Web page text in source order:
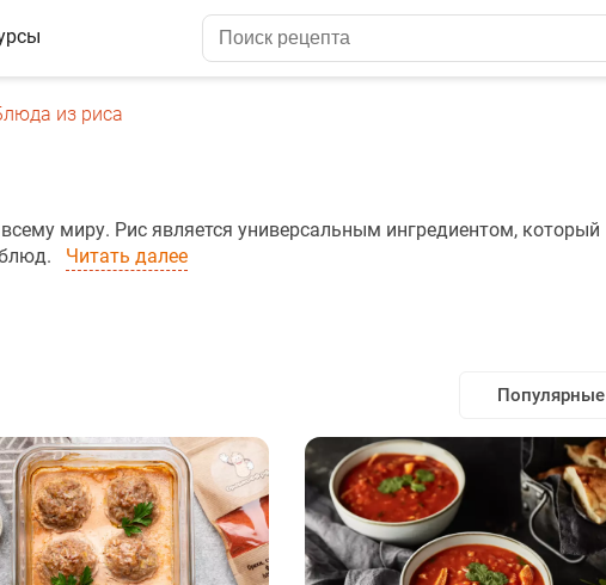
из риса
миру. Рис является универсальным ингредиентом, который
Читать далее
Популярные